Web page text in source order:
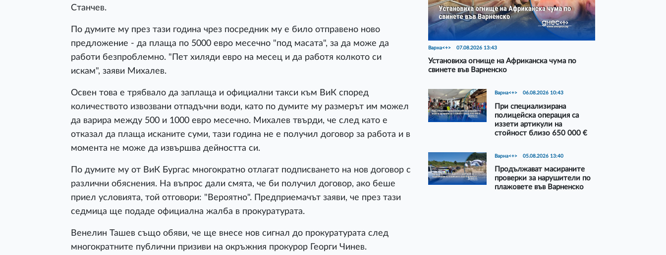
Станчев.
По думите му през тази година чрез посредник му е било отправено ново
предложение - да плаща по 5000 евро месечно "под масата", за да може да
работи безпроблемно. "Пет хиляди евро на месец и да работя колкото си
искам", заяви Михалев.
Освен това е трябвало да заплаща и официални такси към ВиК според
количеството извозвани отпадъчни води, като по думите му размерът им можел
да варира между 500 и 1000 евро месечно. Михалев твърди, че след като е
отказал да плаща исканите суми, тази година не е получил договор за работа и в
момента не може да извършва дейността си.
По думите му от ВиК Бургас многократно отлагат подписването на нов договор с
различни обяснения. На въпрос дали смята, че би получил договор, ако беше
приел условията, той отговори: "Вероятно". Предприемачът заяви, че през тази
седмица ще подаде официална жалба в прокуратурата.
Венелин Ташев също обяви, че ще внесе нов сигнал до прокуратурата след
многократните публични призиви на окръжния прокурор Георги Чинев.
Варна<+> 07.08.2026 13:43
Установиха огнище на Африканска чума по
свинете във Варненско
Варна<+> 06.08.2026 10:43
При специализирана
полицейска операция са
иззети артикули на
стойност близо 650 000 €
Варна<+> 05.08.2026 13:40
Продължават масираните
проверки за нарушители по
плажовете във Варненско